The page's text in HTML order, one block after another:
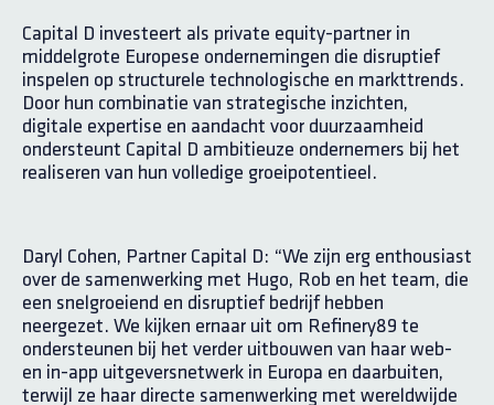
Capital D investeert als private equity-partner in
middelgrote Europese ondernemingen die disruptief
inspelen op structurele technologische en markttrends.
Door hun combinatie van strategische inzichten,
digitale expertise en aandacht voor duurzaamheid
ondersteunt Capital D ambitieuze ondernemers bij het
realiseren van hun volledige groeipotentieel.
Daryl Cohen, Partner Capital D: “We zijn erg enthousiast
over de samenwerking met Hugo, Rob en het team, die
een snelgroeiend en disruptief bedrijf hebben
neergezet. We kijken ernaar uit om Refinery89 te
ondersteunen bij het verder uitbouwen van haar web-
en in-app uitgeversnetwerk in Europa en daarbuiten,
terwijl ze haar directe samenwerking met wereldwijde